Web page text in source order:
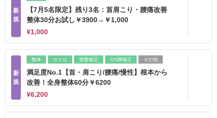
新
規
【7月5名限定】残り3名：首肩こり・腰痛改善
整体30分お試し￥3900→￥1,000
¥1,000
新
規
整体 カイロ 骨盤矯正 OX脚矯正 その他
満足度No.1【首・肩こり/腰痛/慢性】根本から
改善！全身整体60分￥6200
¥6,200